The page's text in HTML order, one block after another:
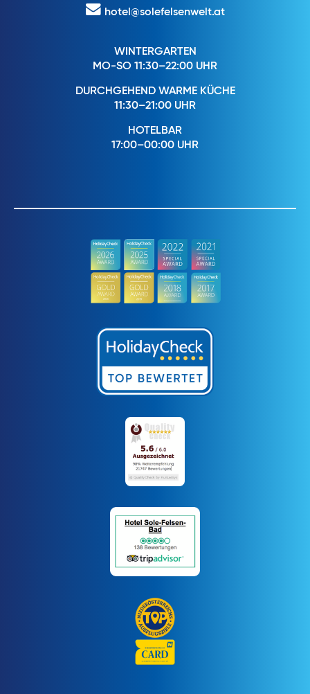
hotel@solefelsenwelt.at
WINTERGARTEN
MO-SO 11:30–22:00 UHR
DURCHGEHEND WARME KÜCHE
11:30–21:00 UHR
HOTELBAR
17:00–00:00 UHR